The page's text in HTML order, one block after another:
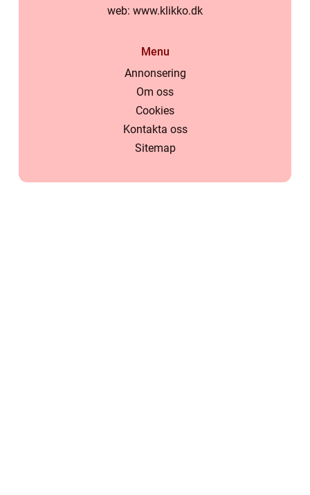
web: www.klikko.dk
Menu
Annonsering
Om oss
Cookies
Kontakta oss
Sitemap